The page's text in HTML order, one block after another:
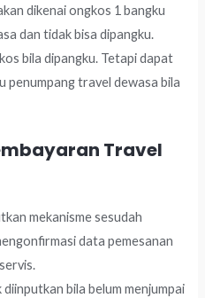
dikenai ongkos 1 bangku
dan tidak bisa dipangku.
bila dipangku. Tetapi dapat
penumpang travel dewasa bila
Travel
mekanisme sesudah
data pemesanan
bila belum menjumpai